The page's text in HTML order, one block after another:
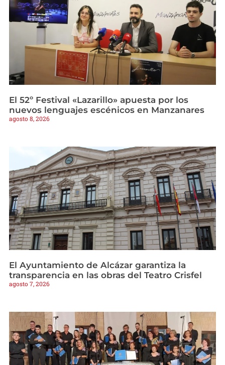
El 52º Festival «Lazarillo» apuesta por los
nuevos lenguajes escénicos en Manzanares
agosto 8, 2026
El Ayuntamiento de Alcázar garantiza la
transparencia en las obras del Teatro Crisfel
agosto 7, 2026